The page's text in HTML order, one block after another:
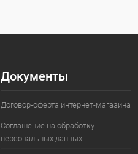
Документы
Договор-оферта интернет-магазина
Соглашение на обработку
персональных данных